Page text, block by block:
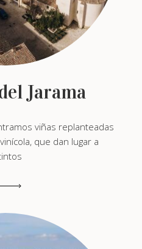
Jarama
viñas replanteadas
que dan lugar a